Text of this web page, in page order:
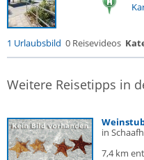
1 Urlaubsbild 0 Reisevideos
Weitere Reisetipps in
in
7,4 km